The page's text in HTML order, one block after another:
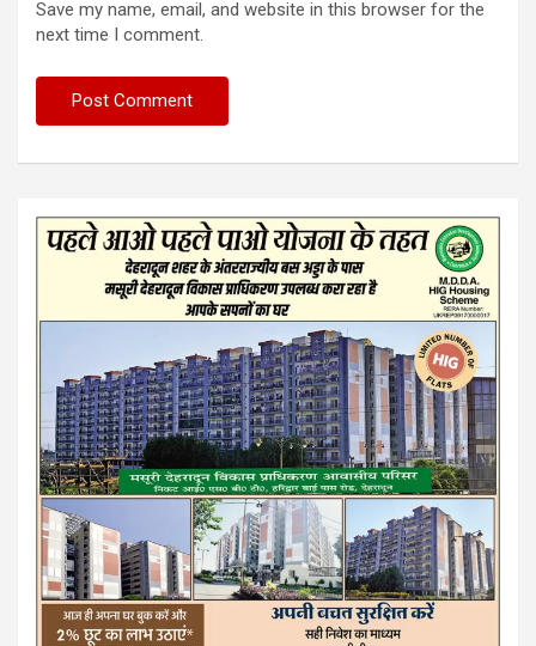
Save my name, email, and website in this browser for the
next time I comment.